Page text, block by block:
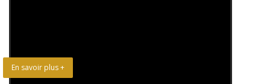
En savoir plus +